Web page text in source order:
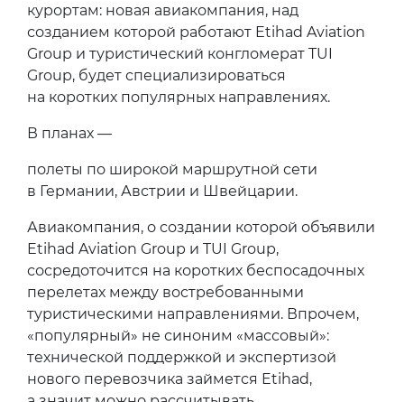
курортам: новая авиакомпания, над
созданием которой работают Etihad Aviation
Group и туристический конгломерат TUI
Group, будет специализироваться
на коротких популярных направлениях.
В планах —
полеты по широкой маршрутной сети
в Германии, Австрии и Швейцарии.
Авиакомпания, о создании которой объявили
Etihad Aviation Group и TUI Group,
сосредоточится на коротких беспосадочных
перелетах между востребованными
туристическими направлениями. Впрочем,
«популярный» не синоним «массовый»:
технической поддержкой и экспертизой
нового перевозчика займется Etihad,